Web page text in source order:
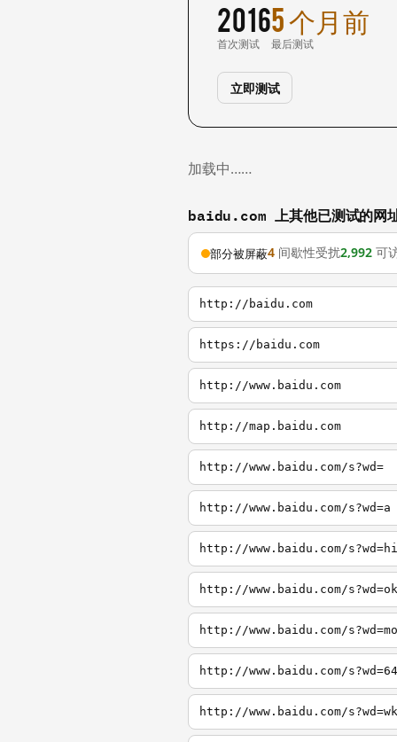
2016
首次测试
5 个月前
最后测试
立即测试
加载中……
baidu.com 上其他已测试的网
部分被屏蔽4 间歇性受扰2,992 可
http://baidu.com
https://baidu.com
http://www.baidu.com
http://map.baidu.com
http://www.baidu.com/s?wd=
http://www.baidu.com/s?wd=a
http://www.baidu.com/s?wd=hi
http://www.baidu.com/s?wd=ok
http://www.baidu.com/s?wd=mo
http://www.baidu.com/s?wd=64
http://www.baidu.com/s?wd=wk